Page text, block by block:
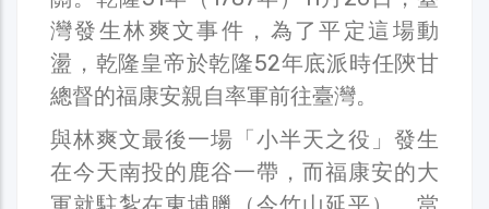
灣發生林爽文事件，為了平定這場動
盪，乾隆皇帝於乾隆52年底派時任陝甘
總督的福康安親自率軍前往臺灣。
與林爽文最後一場「小半天之役」發生
在今天南投的鹿谷一帶，而福康安的大